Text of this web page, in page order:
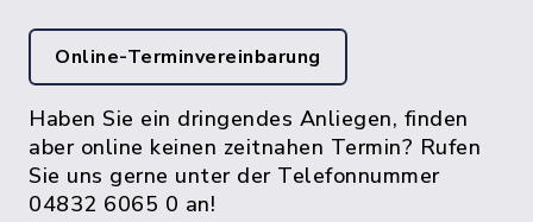
Online-Terminvereinbarung
Haben Sie ein dringendes Anliegen, finden
aber online keinen zeitnahen Termin? Rufen
Sie uns gerne unter der Telefonnummer
04832 6065 0 an!